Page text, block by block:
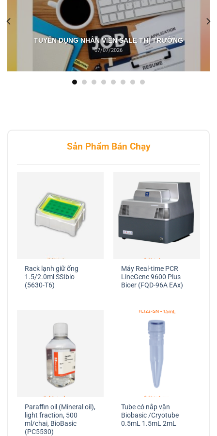
TUYỂN DỤNG NHÂN VIÊN SALE THỊ TRƯỜNG
07/07/2026
Sản Phẩm Bán Chạy
Rack lạnh giữ ống
1.5/2.0ml SSIbio
(5630-T6)
Máy Real-time PCR
LineGene 9600 Plus
Bioer (FQD-96A EAx)
Paraffin oil (Mineral oil),
light fraction, 500
ml/chai, BioBasic
(PC5530)
Tube có nắp vặn
Biobasic /Cryotube
0.5mL 1.5mL 2mL